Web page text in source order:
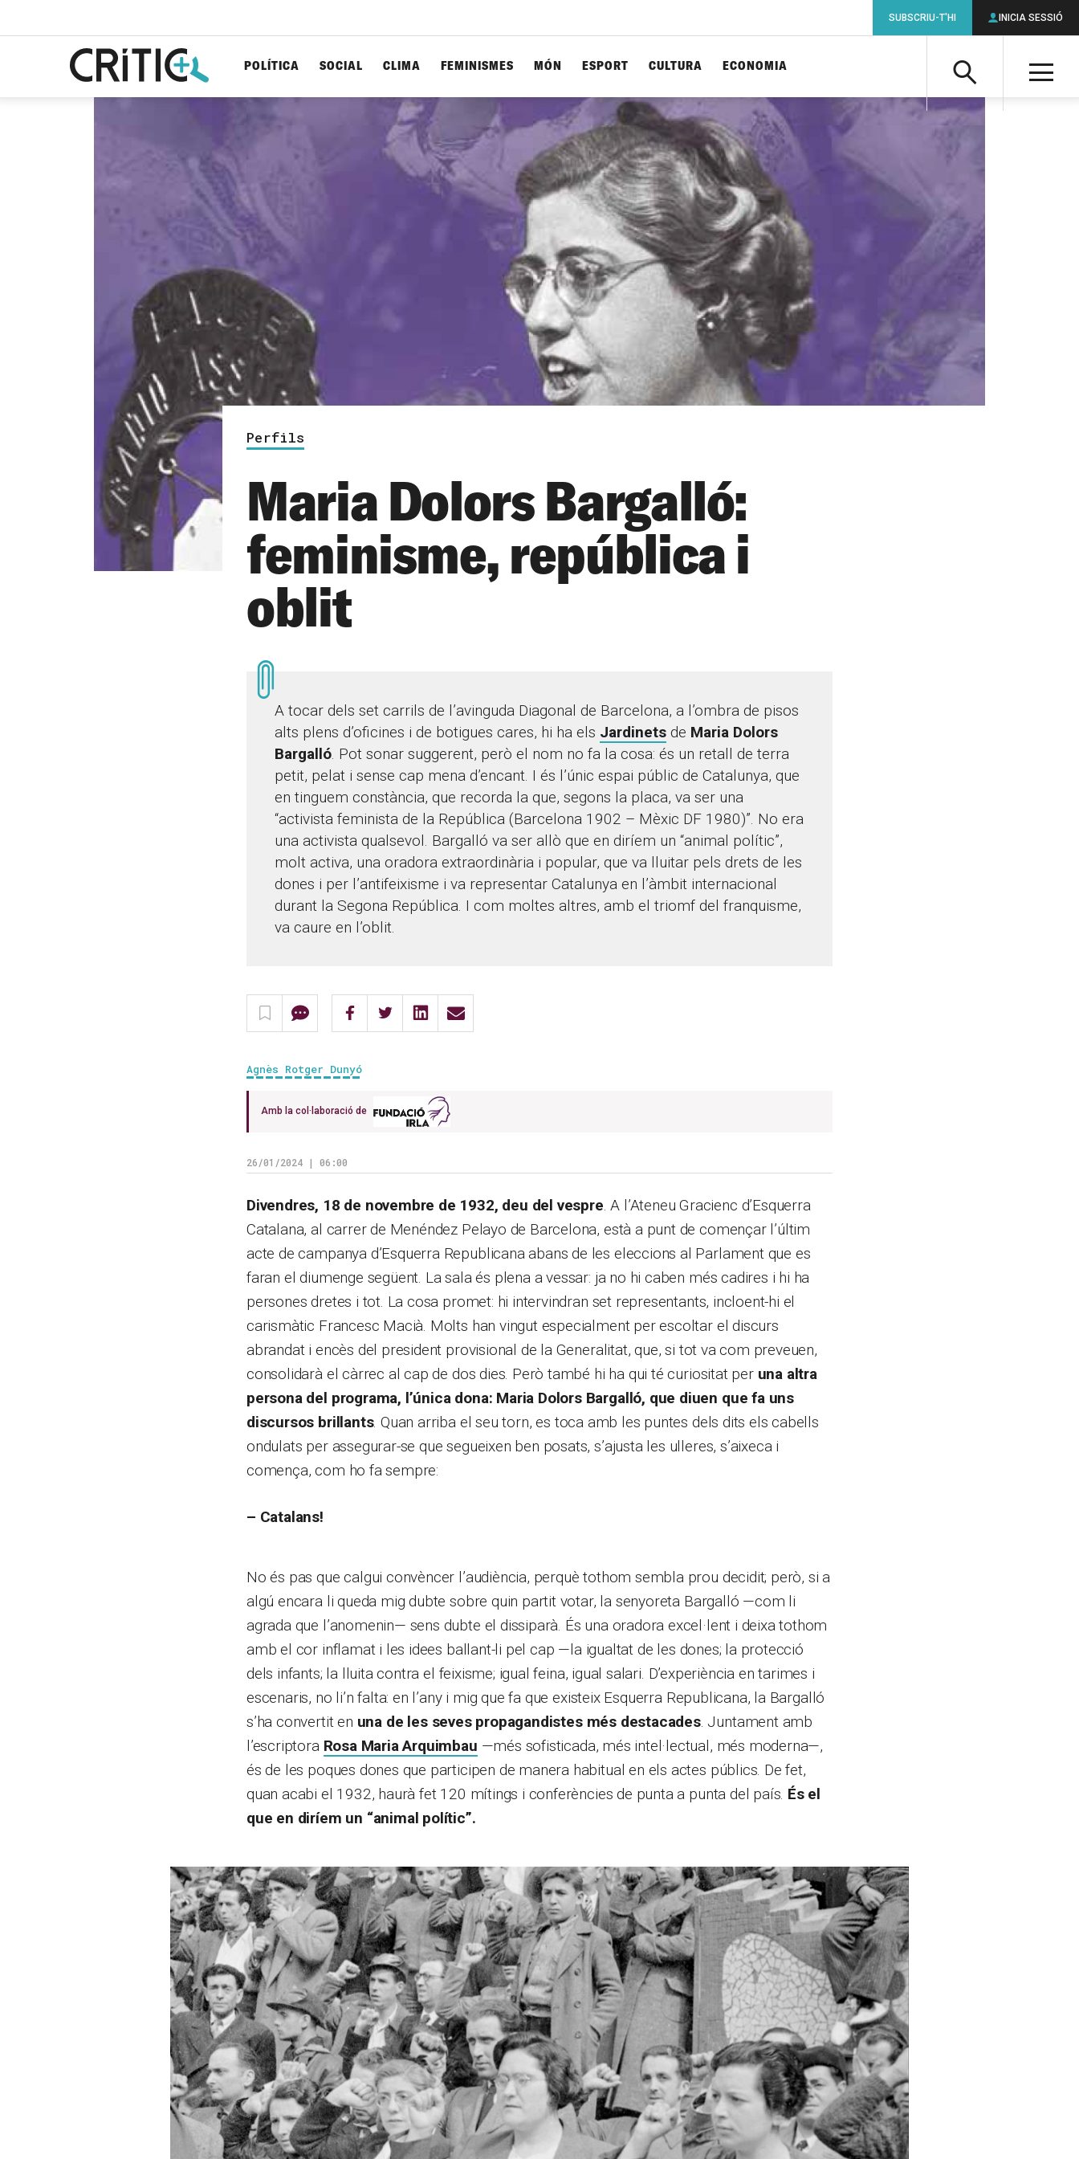
Cerca
POLÍTICA SOCIAL CLIMA FEMINISMES MÓN ESPORT CULTURA ECONOMIA
SUBSCRIU-T'HI INICIA SESSIÓ
Perfils
Maria Dolors Bargalló:
feminisme, república i
oblit
A tocar dels set carrils de l’avinguda Diagonal de Barcelona, a l’ombra de pisos
alts plens d’oficines i de botigues cares, hi ha els Jardinets de Maria Dolors
Bargalló. Pot sonar suggerent, però el nom no fa la cosa: és un retall de terra
petit, pelat i sense cap mena d’encant. I és l’únic espai públic de Catalunya, que
en tinguem constància, que recorda la que, segons la placa, va ser una
“activista feminista de la República (Barcelona 1902 – Mèxic DF 1980)”. No era
una activista qualsevol. Bargalló va ser allò que en diríem un “animal polític”,
molt activa, una oradora extraordinària i popular, que va lluitar pels drets de les
dones i per l’antifeixisme i va representar Catalunya en l’àmbit internacional
durant la Segona República. I com moltes altres, amb el triomf del franquisme,
va caure en l’oblit.
Agnès Rotger Dunyó
Amb la col·laboració de
26/01/2024 | 06:00
Divendres, 18 de novembre de 1932, deu del vespre. A l’Ateneu Gracienc d’Esquerra
Catalana, al carrer de Menéndez Pelayo de Barcelona, està a punt de començar l’últim
acte de campanya d’Esquerra Republicana abans de les eleccions al Parlament que es
faran el diumenge següent. La sala és plena a vessar: ja no hi caben més cadires i hi ha
persones dretes i tot. La cosa promet: hi intervindran set representants, incloent-hi el
carismàtic Francesc Macià. Molts han vingut especialment per escoltar el discurs
abrandat i encès del president provisional de la Generalitat, que, si tot va com preveuen,
consolidarà el càrrec al cap de dos dies. Però també hi ha qui té curiositat per una altra
persona del programa, l’única dona: Maria Dolors Bargalló, que diuen que fa uns
discursos brillants. Quan arriba el seu torn, es toca amb les puntes dels dits els cabells
ondulats per assegurar-se que segueixen ben posats, s’ajusta les ulleres, s’aixeca i
comença, com ho fa sempre:
– Catalans!
No és pas que calgui convèncer l’audiència, perquè tothom sembla prou decidit; però, si a
algú encara li queda mig dubte sobre quin partit votar, la senyoreta Bargalló —com li
agrada que l’anomenin— sens dubte el dissiparà. És una oradora excel·lent i deixa tothom
amb el cor inflamat i les idees ballant-li pel cap —la igualtat de les dones; la protecció
dels infants; la lluita contra el feixisme; igual feina, igual salari. D’experiència en tarimes i
escenaris, no li’n falta: en l’any i mig que fa que existeix Esquerra Republicana, la Bargalló
s’ha convertit en una de les seves propagandistes més destacades. Juntament amb
l’escriptora Rosa Maria Arquimbau —més sofisticada, més intel·lectual, més moderna—,
és de les poques dones que participen de manera habitual en els actes públics. De fet,
quan acabi el 1932, haurà fet 120 mítings i conferències de punta a punta del país. És el
que en diríem un “animal polític”.